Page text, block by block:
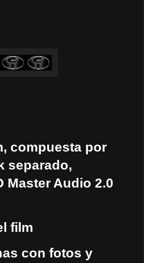
compuesta por
separado,
Master Audio 2.0
film
con fotos y